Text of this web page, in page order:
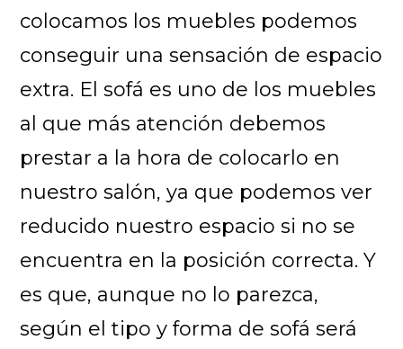
colocamos los muebles podemos
conseguir una sensación de espacio
extra. El sofá es uno de los muebles
al que más atención debemos
prestar a la hora de colocarlo en
nuestro salón, ya que podemos ver
reducido nuestro espacio si no se
encuentra en la posición correcta. Y
es que, aunque no lo parezca,
según el tipo y forma de sofá será